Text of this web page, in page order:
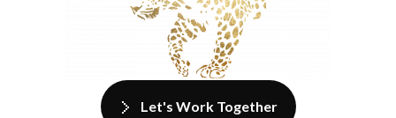
Let's Work Together